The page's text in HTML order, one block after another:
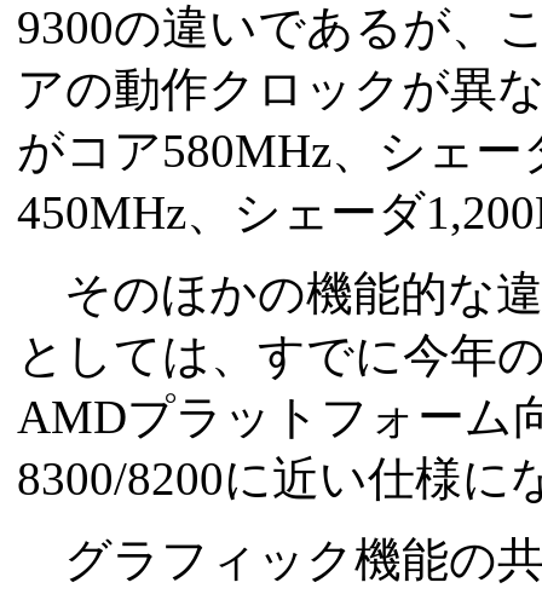
9300の違いであるが、
アの動作クロックが異
がコア580MHz、シェ
450MHz、シェーダ
そのほかの機能的な
としては、すでに今年
AMDプラットフォーム
8300/8200に近い仕様に
グラフィック機能の